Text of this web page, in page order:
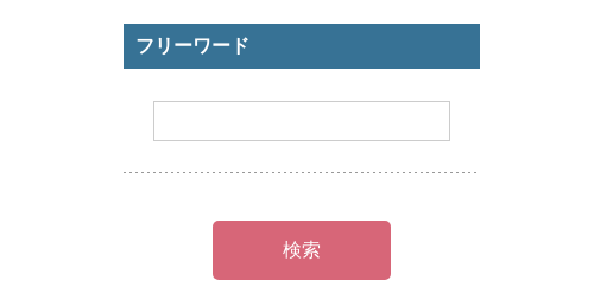
フリーワード